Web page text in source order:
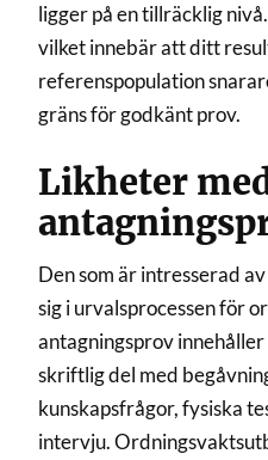
ligger på en tillräcklig
vilket innebär att ditt
referenspopulation
gräns för godkänt prov.
Likheter
Den som är intresserad
sig i urvalsprocessen för
antagningsprov
skriftlig del med
kunskapsfrågor, fysiska
intervju.